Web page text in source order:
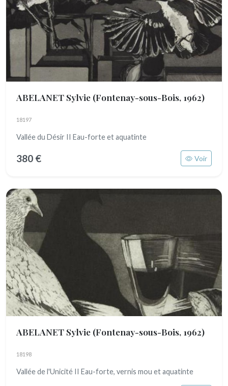
ABELANET Sylvie (Fontenay-sous-Bois, 1962)
18197
Vallée du Désir II Eau-forte et aquatinte
380 € Voir
ABELANET Sylvie (Fontenay-sous-Bois, 1962)
18198
Vallée de l'Unicité II Eau-forte, vernis mou et aquatinte